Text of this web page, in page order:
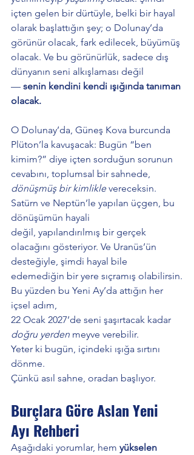
içten gelen bir dürtüyle, belki bir hayal
olarak başlattığın şey; o Dolunay’da
görünür olacak, fark edilecek, büyümüş
olacak. Ve bu görünürlük, sadece dış
dünyanın seni alkışlaması değil
— senin kendini kendi ışığında tanıman
olacak.
O Dolunay’da, Güneş Kova burcunda
Plüton’la kavuşacak: Bugün “ben
kimim?” diye içten sorduğun sorunun
cevabını, toplumsal bir sahnede,
dönüşmüş bir kimlikle vereceksin.
Satürn ve Neptün’le yapılan üçgen, bu
dönüşümün hayali
değil, yapılandırılmış bir gerçek
olacağını gösteriyor. Ve Uranüs’ün
desteğiyle, şimdi hayal bile
edemediğin bir yere sıçramış olabilirsin.
Bu yüzden bu Yeni Ay’da attığın her
içsel adım,
22 Ocak 2027’de seni şaşırtacak kadar
doğru yerden meyve verebilir.
Yeter ki bugün, içindeki ışığa sırtını
dönme.
Çünkü asıl sahne, oradan başlıyor.
Burçlara Göre Aslan Yeni
Ayı Rehberi
Aşağıdaki yorumlar, hem yükselen